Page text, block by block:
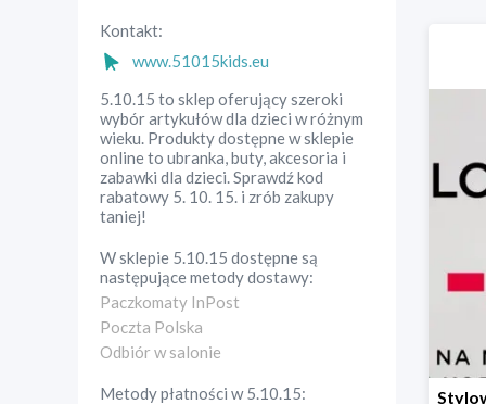
Kontakt:
www.51015kids.eu
5.10.15 to sklep oferujący szeroki
wybór artykułów dla dzieci w różnym
wieku. Produkty dostępne w sklepie
online to ubranka, buty, akcesoria i
zabawki dla dzieci. Sprawdź kod
rabatowy 5. 10. 15. i zrób zakupy
taniej!
W sklepie 5.10.15 dostępne są
następujące metody dostawy:
Paczkomaty InPost
Poczta Polska
Odbiór w salonie
Metody płatności w5.10.15: